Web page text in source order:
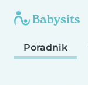
Poradnik